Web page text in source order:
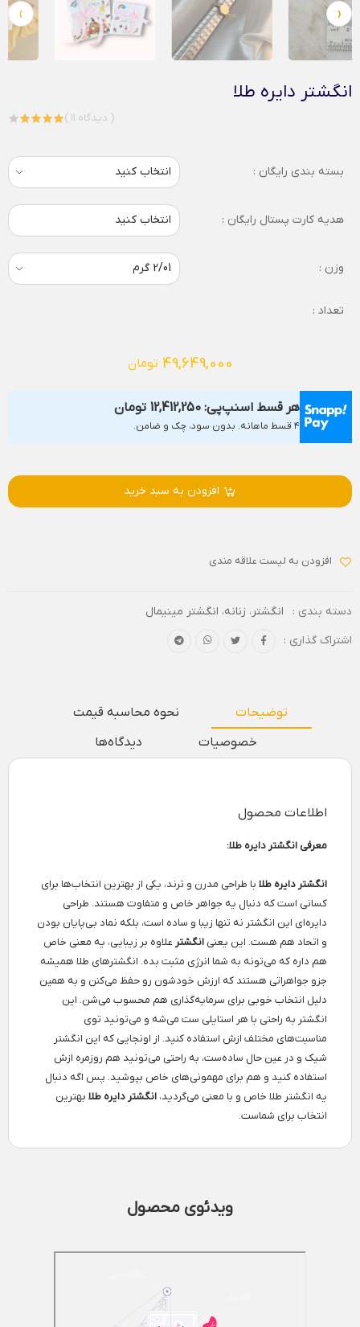
‹
›
انگشتر دایره طلا
( 11 دیدگاه )
بسته بندی رایگان :
هدیه کارت پستال رایگان : انتخاب کنید
وزن :
تعداد :
49,649,000 تومان
هر قسط اسنپ‌پی: 12,412,250 تومان
۴ قسط ماهانه. بدون سود، چک و ضامن.
افزودن به سبد خرید
افزودن به لیست علاقه مندی
دسته بندی : انگشتر ، زنانه، انگشتر مینیمال
اشتراک گذاری :
توضیحات
نحوه محاسبه قیمت
خصوصیات
دیدگاه‌ها
اطلاعات محصول
معرفی انگشتر دایره طلا:
انگشتر دایره طلا با طراحی مدرن و ترند، یکی از بهترین انتخاب‌ها برای
کسانی است که دنبال یه جواهر خاص و متفاوت هستند. طراحی
دایره‌ای این انگشتر نه تنها زیبا و ساده است، بلکه نماد بی‌پایان بودن
و اتحاد هم هست. این یعنی انگشتر علاوه بر زیبایی، یه معنی خاص
هم داره که می‌تونه به شما انرژی مثبت بده. انگشترهای طلا همیشه
جزو جواهراتی هستند که ارزش خودشون رو حفظ می‌کنن و به همین
دلیل انتخاب خوبی برای سرمایه‌گذاری هم محسوب می‌شن. این
انگشتر به راحتی با هر استایلی ست می‌شه و می‌تونید توی
مناسبت‌های مختلف ازش استفاده کنید. از اونجایی که این انگشتر
شیک و در عین حال ساده‌ست، به راحتی می‌تونید هم روزمره ازش
استفاده کنید و هم برای مهمونی‌های خاص بپوشید. پس اگه دنبال
یه انگشتر طلا خاص و با معنی می‌گردید، انگشتر دایره طلا بهترین
انتخاب برای شماست.
ویدئوی محصول